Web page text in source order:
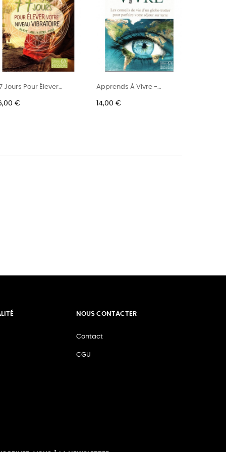
Jours Pour Élever
€
Apprends À Vivre -
Prix
14,00 €
NOUS CONTACTER
Contact
CGU